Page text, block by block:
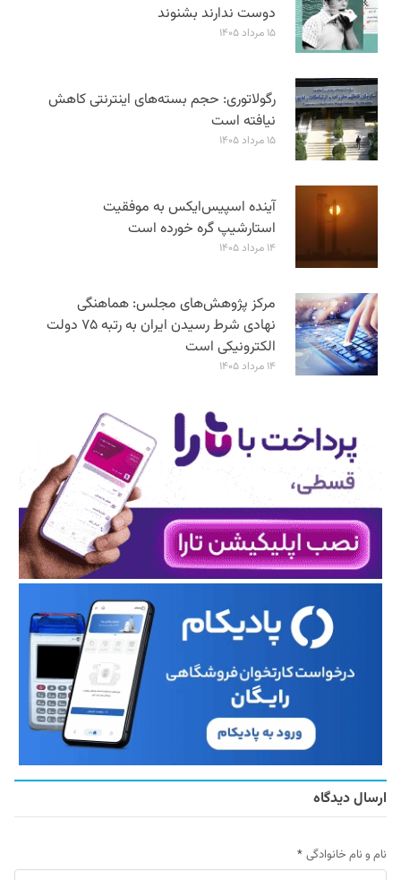
دوست ندارند بشنوند
۱۵ مرداد ۱۴۰۵
رگولاتوری: حجم بسته‌های اینترنتی کاهش
نیافته است
۱۵ مرداد ۱۴۰۵
آینده اسپیس‌ایکس به موفقیت
استارشیپ گره خورده است
۱۴ مرداد ۱۴۰۵
مرکز پژوهش‌های مجلس: هماهنگی
نهادی شرط رسیدن ایران به رتبه ۷۵ دولت
الکترونیکی است
۱۴ مرداد ۱۴۰۵
ارسال دیدگاه
نام و نام خانوادگی *